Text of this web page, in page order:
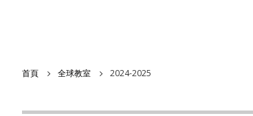
首頁 全球教室 2024-2025